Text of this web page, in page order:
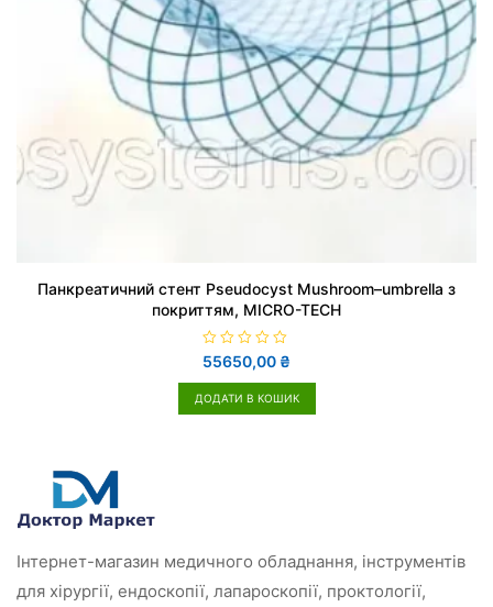
Панкреатичний стент Pseudocyst Mushroom–umbrella з
покриттям, MICRO-TECH
О
ц
і
н
55650,00 ₴
ДОДАТИ В КОШИК
Інтернет-магазин медичного обладнання, інструментів
для хірургії, ендоскопії, лапароскопії, проктології,